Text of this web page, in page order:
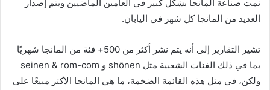
نمت صناعة المانجا بشكل كبير في العامين الماضيين ويتم إصدار
العديد من المانجا كل شهر في اليابان.
تشير التقارير إلى أنه يتم نشر أكثر من 500+ فئة من المانجا شهريًا
بما في ذلك الفئات الشعبية مثل shōnen و seinen & rom-com
ولكن، في مثل هذه القائمة الضخمة، ما هي المانجا الأكثر مبيعًا على